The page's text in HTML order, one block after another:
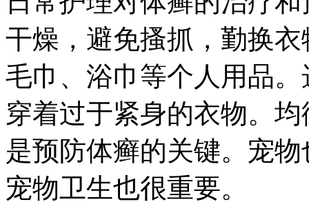
干燥，避免搔抓，勤换
毛巾、浴巾等个人用品
穿着过于紧身的衣物。
是预防体癣的关键。宠
宠物卫生也很重要。